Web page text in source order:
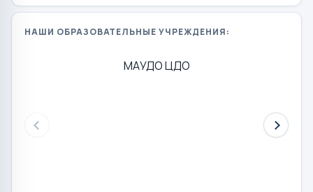
НАШИ ОБРАЗОВАТЕЛЬНЫЕ УЧРЕЖДЕНИЯ:
МАУДО ЦДО